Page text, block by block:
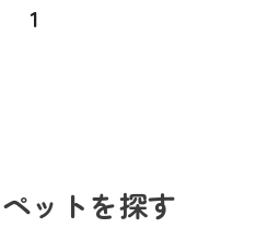
1
ットを探す